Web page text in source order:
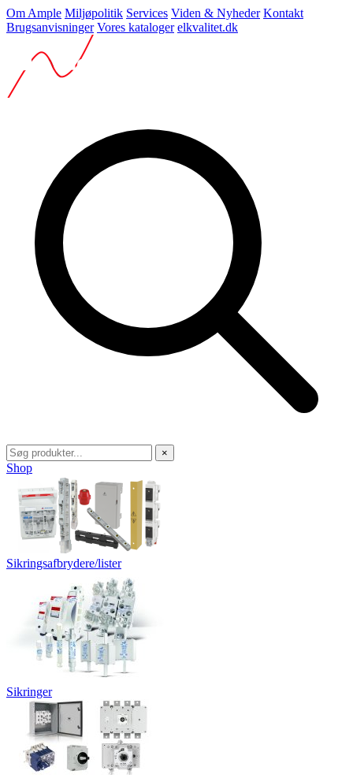
Om Ample Miljøpolitik Services Viden & Nyheder Kontakt
Brugsanvisninger Vores kataloger elkvalitet.dk
×
Shop
Sikringsafbrydere/lister
Sikringer